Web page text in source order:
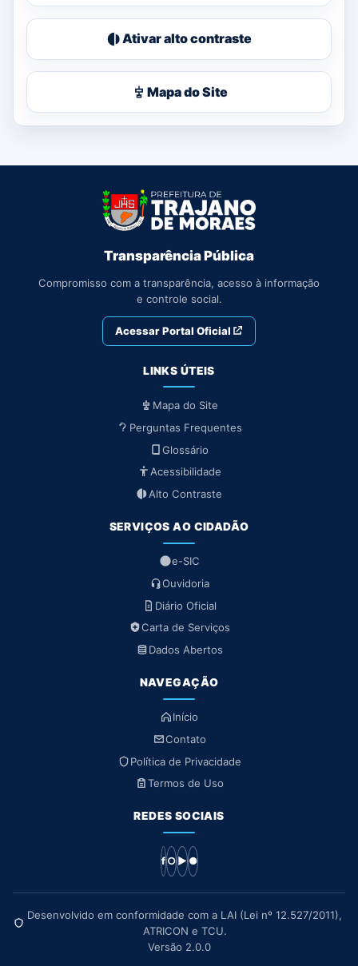
Ativar alto contraste
Mapa do Site
Transparência Pública
Compromisso com a transparência, acesso à informação
e controle social.
Acessar Portal Oficial
LINKS ÚTEIS
Mapa do Site
Perguntas Frequentes
Glossário
Acessibilidade
Alto Contraste
SERVIÇOS AO CIDADÃO
e-SIC
Ouvidoria
Diário Oficial
Carta de Serviços
Dados Abertos
NAVEGAÇÃO
Início
Contato
Política de Privacidade
Termos de Uso
REDES SOCIAIS
f ○▶ ●
Desenvolvido em conformidade com a LAI (Lei nº 12.527/2011),
ATRICON e TCU.
Versão 2.0.0